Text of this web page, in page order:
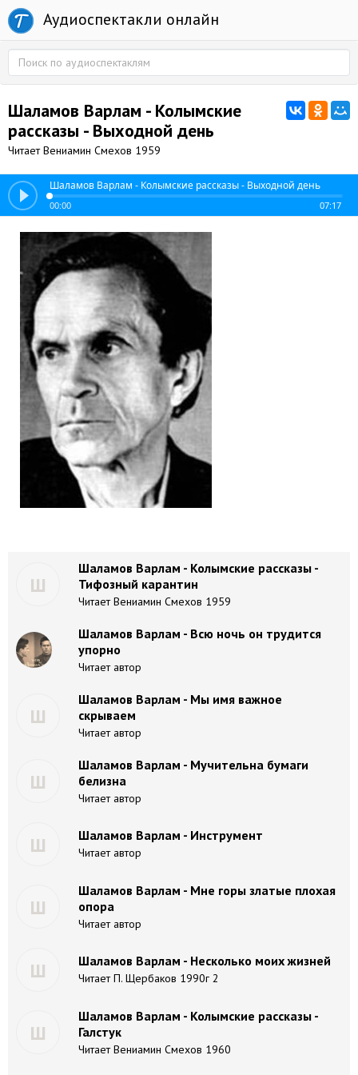
Аудиоспектакли онлайн
Шаламов Варлам - Колымские
рассказы - Выходной день
Читает Вениамин Смехов 1959
Шаламов Варлам - Колымские рассказы - Выходной день
00:00 07:17
Ш
Шаламов Варлам - Колымские рассказы -
Тифозный карантин
Читает Вениамин Смехов 1959
Шаламов Варлам - Всю ночь он трудится
упорно
Читает автор
Ш
Шаламов Варлам - Мы имя важное
скрываем
Читает автор
Ш
Шаламов Варлам - Мучительна бумаги
белизна
Читает автор
Ш Шаламов Варлам - Инструмент
Читает автор
Ш
Шаламов Варлам - Мне горы златые плохая
опора
Читает автор
Ш Шаламов Варлам - Несколько моих жизней
Читает П. Щербаков 1990г 2
Ш
Шаламов Варлам - Колымские рассказы -
Галстук
Читает Вениамин Смехов 1960